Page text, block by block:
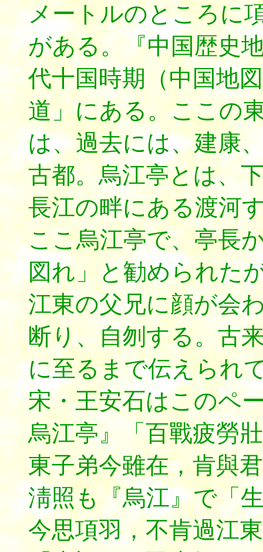
メートルのところに
がある。『中国歴史
代十国時期（中国地
道」にある。ここの
は、過去には、建康
古都。烏江亭とは、
長江の畔にある渡河
ここ烏江亭で、亭長
図れ」と勧められた
江東の父兄に顔が会
断り、自刎する。古
に至るまで伝えられ
宋・王安石はこのペ
烏江亭』「百戰疲勞
東子弟今雖在，肯與
淸照も『烏江』で「
今思項羽，不肯過江